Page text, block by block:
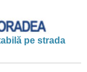
pe strada